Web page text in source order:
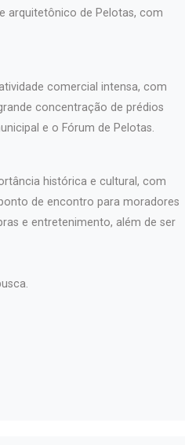
arquitetônico de Pelotas, com
comercial intensa, com
concentração de prédios
e o Fórum de Pelotas.
histórica e cultural, com
de encontro para moradores
e entretenimento, além de ser